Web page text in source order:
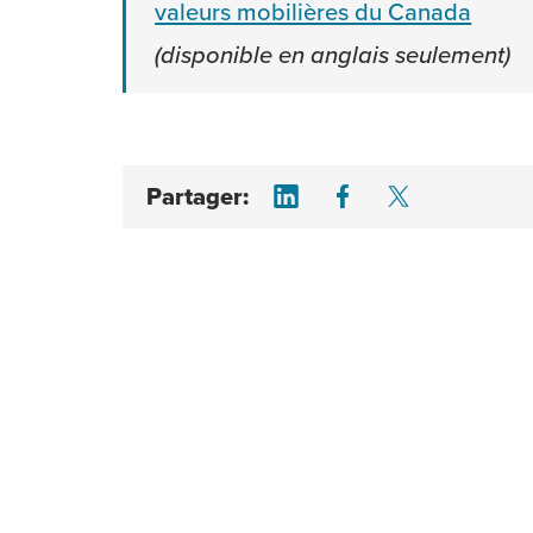
valeurs mobilières du Canada
(disponible en anglais seulement)
Partager: Share on LinkedIn
Share on